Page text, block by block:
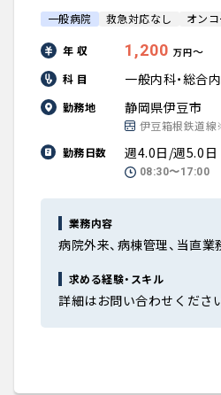
一般病院 救急対応なし オン
年 収 1,200 万円〜
科 目
一般内科・総合
勤務地 静岡県伊豆市
伊豆箱根鉄道
勤務日数
週4.0日/週5.0日
08:30〜17:00
業務内容
病院外来、病棟管理、当直業
求める経験・スキル
詳細はお問い合わせくださ